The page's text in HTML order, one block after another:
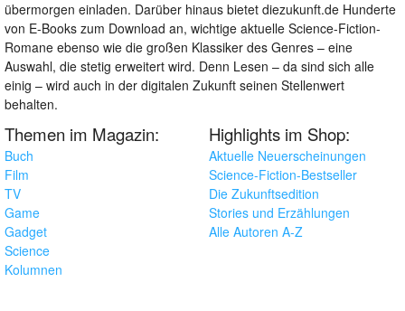
übermorgen einladen. Darüber hinaus bietet diezukunft.de Hunderte
von E-Books zum Download an, wichtige aktuelle Science-Fiction-
Romane ebenso wie die großen Klassiker des Genres – eine
Auswahl, die stetig erweitert wird. Denn Lesen – da sind sich alle
einig – wird auch in der digitalen Zukunft seinen Stellenwert
behalten.
Themen im Magazin:
Buch
Film
TV
Game
Gadget
Science
Kolumnen
Highlights im Shop:
Aktuelle Neuerscheinungen
Science-Fiction-Bestseller
Die Zukunftsedition
Stories und Erzählungen
Alle Autoren A-Z